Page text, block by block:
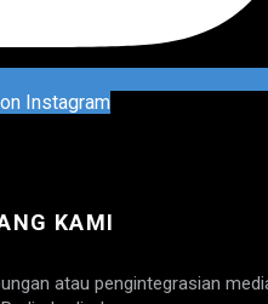
Instagram
KAMI
atau pengintegrasian